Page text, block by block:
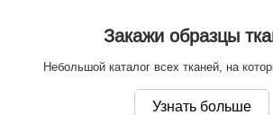
Закажи образцы
Небольшой каталог всех тканей, на
Узнать больше